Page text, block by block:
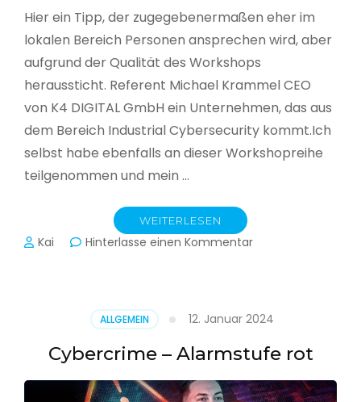
Hier ein Tipp, der zugegebenermaßen eher im
lokalen Bereich Personen ansprechen wird, aber
aufgrund der Qualität des Workshops
heraussticht. Referent Michael Krammel CEO
von K4 DIGITAL GmbH ein Unternehmen, das aus
dem Bereich Industrial Cybersecurity kommt.Ich
selbst habe ebenfalls an dieser Workshopreihe
teilgenommen und mein …
WEITERLESEN
Kai Hinterlasse einen Kommentarzu
Produktion
ALLGEMEIN 12. Januar 2024
Cybercrime – Alarmstufe rot